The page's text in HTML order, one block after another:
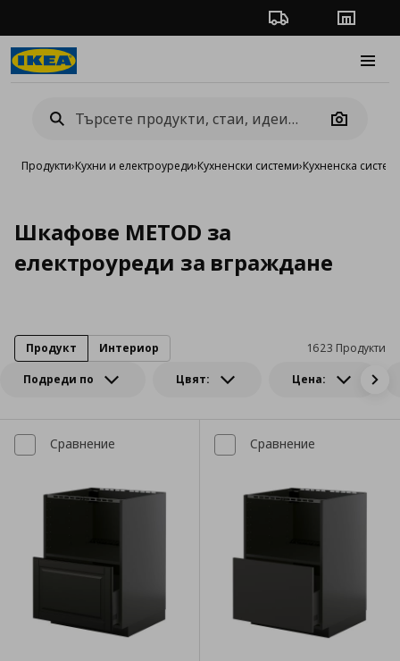
Проследяване на
Camera
Продукти›Кухни и електроуреди›Кухненски системи›Кухненска
Шкафове METOD за
електроуреди за вграждане
Подреди по Цвят: Цена:
1623 Продукти
Продукт Интериор
Сравнение Сравнение